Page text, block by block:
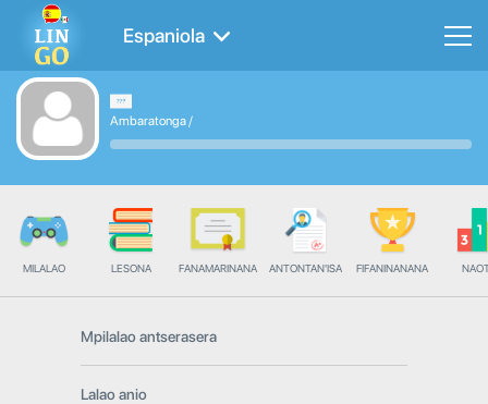
Espaniola
Ambaratonga/
MILALAO LESONA FANAMARINANA ANTONTAN'ISA FIFANINANANA
Mpilalao antserasera
Lalao anio